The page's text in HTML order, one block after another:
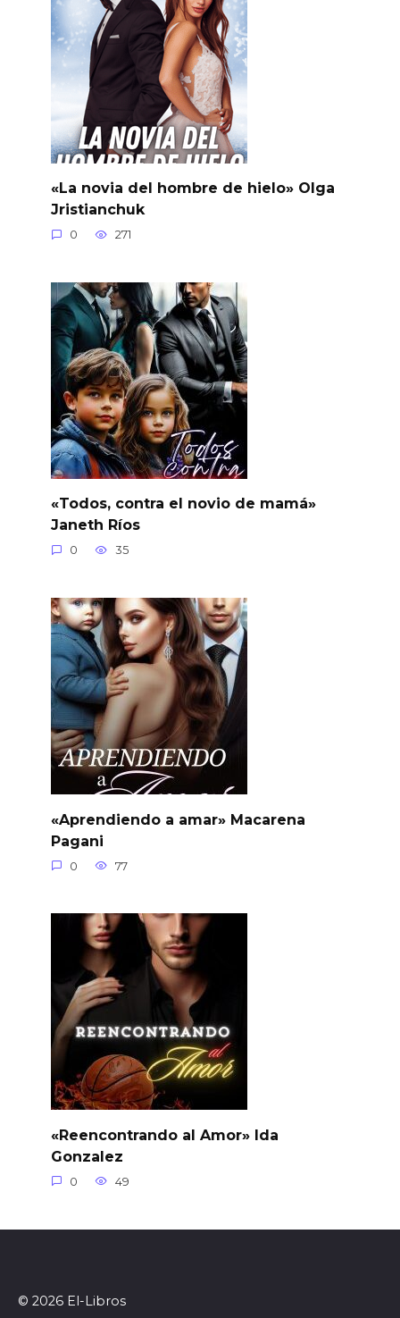
«La novia del hombre de hielo» Olga
Jristianchuk
0 271
«Todos, contra el novio de mamá»
Janeth Ríos
0 35
«Aprendiendo a amar» Macarena
Pagani
0 77
«Reencontrando al Amor» Ida
Gonzalez
0 49
© 2026 El-Libros